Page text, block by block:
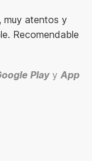
muy atentos y
Recomendable
Playy App